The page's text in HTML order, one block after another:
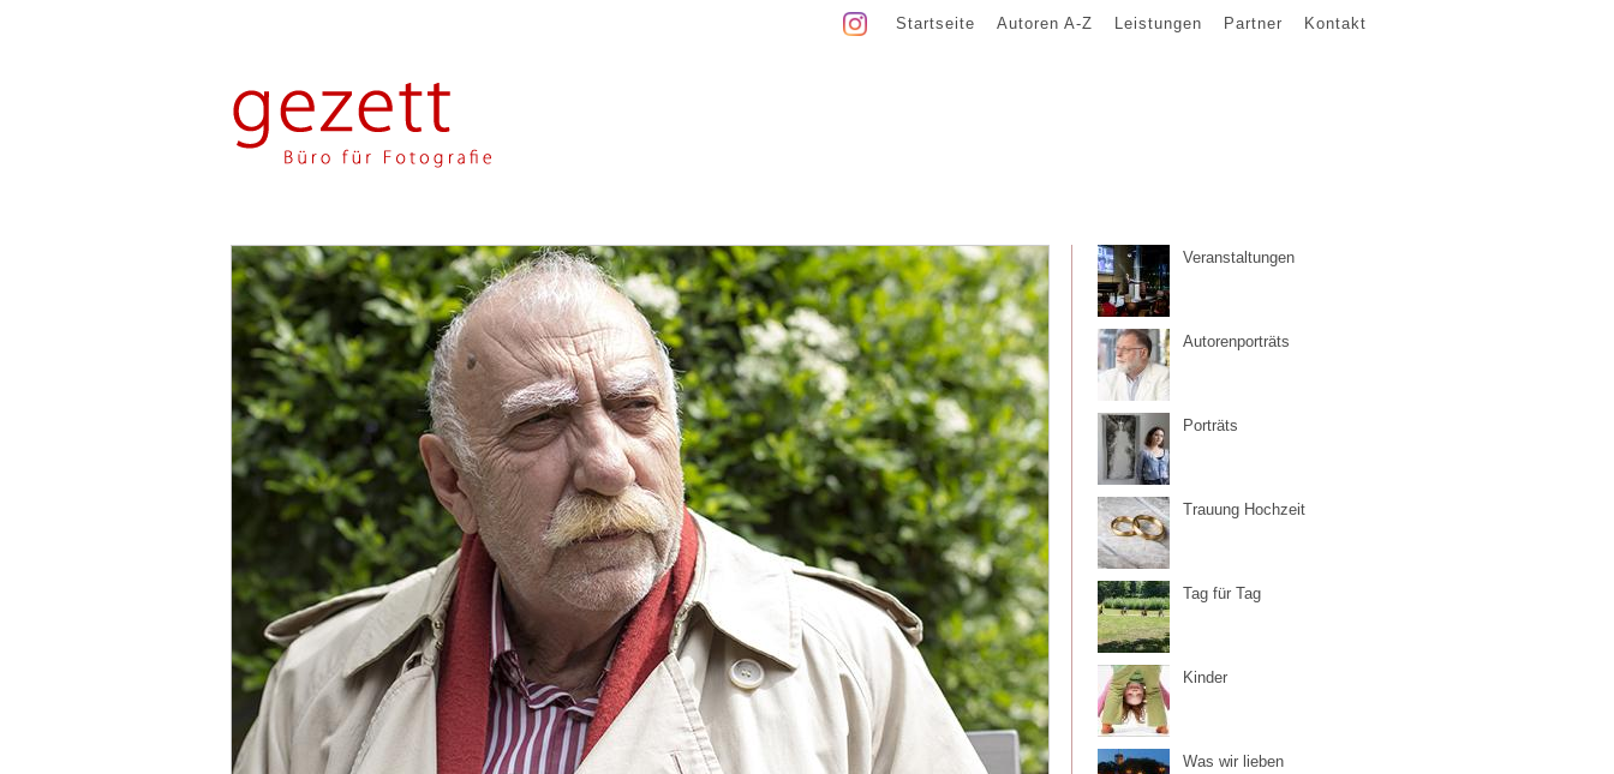
Startseite Autoren A-Z Leistungen Partner Kontakt
Veranstaltungen
Autorenporträts
Porträts
Trauung Hochzeit
Tag für Tag
Kinder
Was wir lieben